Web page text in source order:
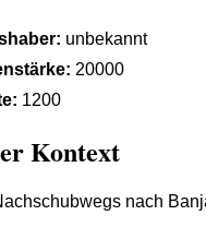
: unbekannt
: 20000
: 1200
Kontext
nach